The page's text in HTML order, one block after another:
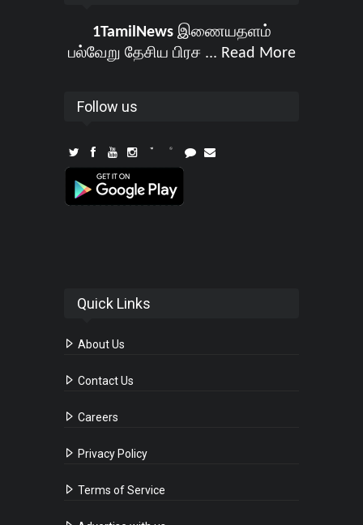
1TamilNewsஇணையதளம்
பல்வேறு தேசிய பிரச ... Read More
Follow us
Quick Links
About Us
Contact Us
Careers
Privacy Policy
Terms of Service